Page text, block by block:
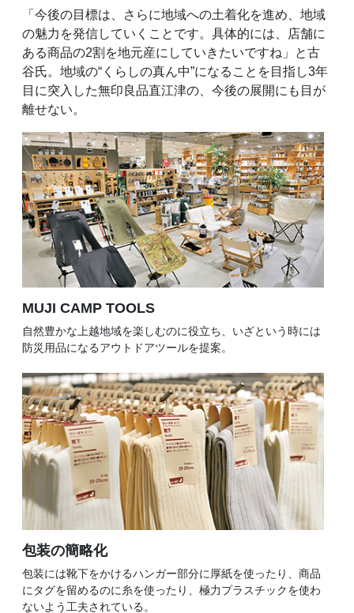
「今後の目標は、さらに地域への土着化を進め、地域
の魅力を発信していくことです。具体的には、店舗に
ある商品の2割を地元産にしていきたいですね」と古
谷氏。地域の“くらしの真ん中”になることを目指し3年
目に突入した無印良品直江津の、今後の展開にも目が
離せない。
MUJI CAMP TOOLS
自然豊かな上越地域を楽しむのに役立ち、いざという時には
防災用品になるアウトドアツールを提案。
包装の簡略化
包装には靴下をかけるハンガー部分に厚紙を使ったり、商品
にタグを留めるのに糸を使ったり、極力プラスチックを使わ
ないよう工夫されている。